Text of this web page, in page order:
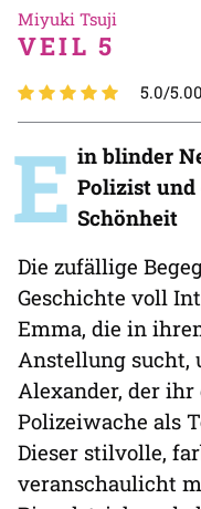
Miyuki Tsuji
VEIL 5
5.0/
E in blinder
Polizist
Schönheit
Die zufällige
Geschichte voll
Emma, die in
Anstellung sucht,
Alexander, der
Polizeiwache als
Dieser stilvolle,
veranschaulicht